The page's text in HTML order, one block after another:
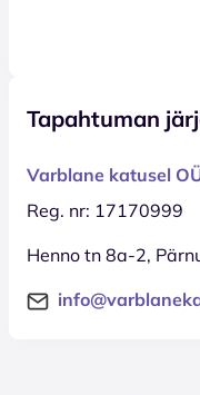
Tapahtuman
Varblane katusel
Reg. nr: 17170999
Henno tn 8a-2,